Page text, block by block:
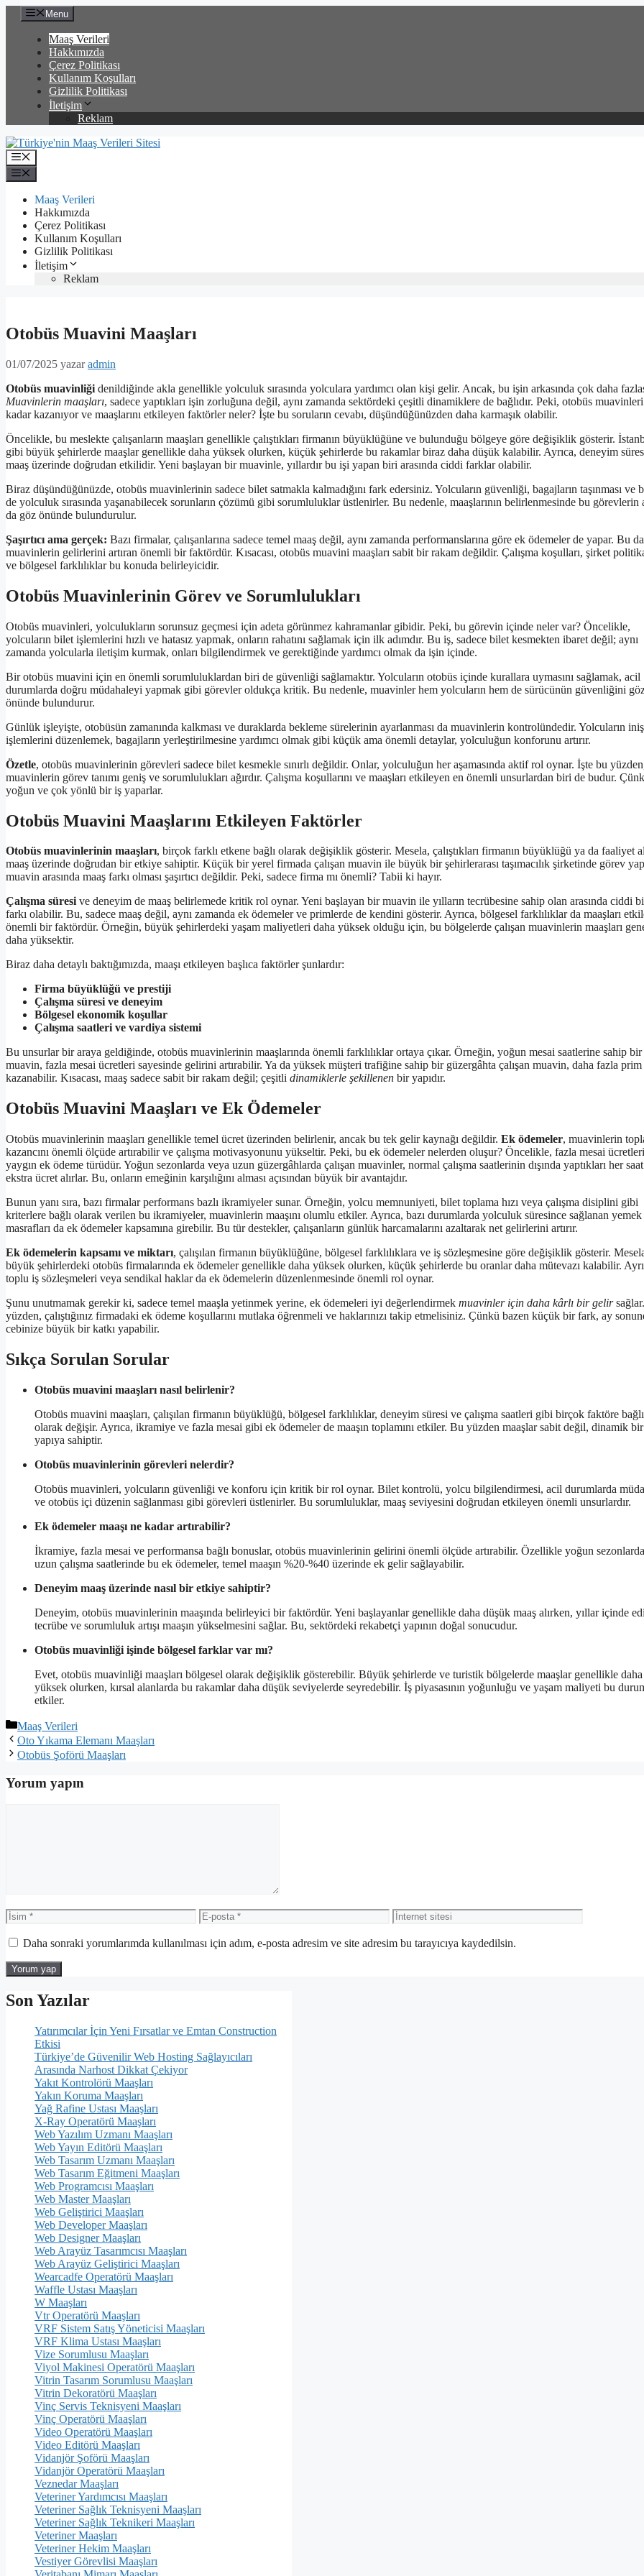
İçeriğe
atla
Menu
Maaş Verileri
Hakkımızda
Çerez Politikası
Kullanım Koşulları
Gizlilik Politikası
İletişim
Reklam
Menü
Maaş Verileri
Hakkımızda
Çerez Politikası
Kullanım Koşulları
Gizlilik Politikası
İletişim
Reklam
Otobüs Muavini Maaşları
01/07/2025 yazaradmin
Otobüs muavinliği denildiğinde akla genellikle yolculuk sırasında yolculara yardımcı olan kişi gelir. Ancak, bu işin arkasında çok daha
Muavinlerin maaşları, sadece yaptıkları işin zorluğuna değil, aynı zamanda sektördeki çeşitli dinamiklere de bağlıdır. Peki, otobüs
kadar kazanıyor ve maaşlarını etkileyen faktörler neler? İşte bu soruların cevabı, düşündüğünüzden daha karmaşık olabilir.
Öncelikle, bu meslekte çalışanların maaşları genellikle çalıştıkları firmanın büyüklüğüne ve bulunduğu bölgeye göre değişiklik gösterir.
gibi büyük şehirlerde maaşlar genellikle daha yüksek olurken, küçük şehirlerde bu rakamlar biraz daha düşük kalabilir. Ayrıca, deneyim
maaş üzerinde doğrudan etkilidir. Yeni başlayan bir muavinle, yıllardır bu işi yapan biri arasında ciddi farklar olabilir.
Biraz düşündüğünüzde, otobüs muavinlerinin sadece bilet satmakla kalmadığını fark edersiniz. Yolcuların güvenliği, bagajların taşınması ve
de yolculuk sırasında yaşanabilecek sorunların çözümü gibi sorumluluklar üstlenirler. Bu nedenle, maaşlarının belirlenmesinde bu görevlerin
da göz önünde bulundurulur.
Şaşırtıcı ama gerçek: Bazı firmalar, çalışanlarına sadece temel maaş değil, aynı zamanda performanslarına göre ek ödemeler de yapar. Bu da
muavinlerin gelirlerini artıran önemli bir faktördür. Kısacası, otobüs muavini maaşları sabit bir rakam değildir. Çalışma koşulları, şirket
ve bölgesel farklılıklar bu konuda belirleyicidir.
Otobüs Muavinlerinin Görev ve Sorumlulukları
Otobüs muavinleri, yolculukların sorunsuz geçmesi için adeta görünmez kahramanlar gibidir. Peki, bu görevin içinde neler var? Öncelikle,
yolcuların bilet işlemlerini hızlı ve hatasız yapmak, onların rahatını sağlamak için ilk adımdır. Bu iş, sadece bilet kesmekten ibaret değil; aynı
zamanda yolcularla iletişim kurmak, onları bilgilendirmek ve gerektiğinde yardımcı olmak da işin içinde.
Bir otobüs muavini için en önemli sorumluluklardan biri de güvenliği sağlamaktır. Yolcuların otobüs içinde kurallara uymasını sağlamak, acil
durumlarda doğru müdahaleyi yapmak gibi görevler oldukça kritik. Bu nedenle, muavinler hem yolcuların hem de sürücünün güvenliğini
önünde bulundurur.
Günlük işleyişte, otobüsün zamanında kalkması ve duraklarda bekleme sürelerinin ayarlanması da muavinlerin kontrolündedir. Yolcuların
işlemlerini düzenlemek, bagajların yerleştirilmesine yardımcı olmak gibi küçük ama önemli detaylar, yolculuğun konforunu artırır.
Özetle, otobüs muavinlerinin görevleri sadece bilet kesmekle sınırlı değildir. Onlar, yolculuğun her aşamasında aktif rol oynar. İşte bu
muavinlerin görev tanımı geniş ve sorumlulukları ağırdır. Çalışma koşullarını ve maaşları etkileyen en önemli unsurlardan biri de budur.
yoğun ve çok yönlü bir iş yaparlar.
Otobüs Muavini Maaşlarını Etkileyen Faktörler
Otobüs muavinlerinin maaşları, birçok farklı etkene bağlı olarak değişiklik gösterir. Mesela, çalıştıkları firmanın büyüklüğü ya da faaliyet
maaş üzerinde doğrudan bir etkiye sahiptir. Küçük bir yerel firmada çalışan muavin ile büyük bir şehirlerarası taşımacılık şirketinde görev
muavin arasında maaş farkı olması şaşırtıcı değildir. Peki, sadece firma mı önemli? Tabii ki hayır.
Çalışma süresive deneyim de maaş belirlemede kritik rol oynar. Yeni başlayan bir muavin ile yılların tecrübesine sahip olan arasında ciddi
farkı olabilir. Bu, sadece maaş değil, aynı zamanda ek ödemeler ve primlerde de kendini gösterir. Ayrıca, bölgesel farklılıklar da maaşları
önemli bir faktördür. Örneğin, büyük şehirlerdeki yaşam maliyetleri daha yüksek olduğu için, bu bölgelerde çalışan muavinlerin maaşları
daha yüksektir.
Biraz daha detaylı baktığımızda, maaşı etkileyen başlıca faktörler şunlardır:
Firma büyüklüğü ve prestiji
Çalışma süresi ve deneyim
Bölgesel ekonomik koşullar
Çalışma saatleri ve vardiya sistemi
Bu unsurlar bir araya geldiğinde, otobüs muavinlerinin maaşlarında önemli farklılıklar ortaya çıkar. Örneğin, yoğun mesai saatlerine sahip bir
muavin, fazla mesai ücretleri sayesinde gelirini artırabilir. Ya da yüksek müşteri trafiğine sahip bir güzergâhta çalışan muavin, daha fazla prim
kazanabilir. Kısacası, maaş sadece sabit bir rakam değil; çeşitli dinamiklerle şekillenen bir yapıdır.
Otobüs Muavini Maaşları ve Ek Ödemeler
Otobüs muavinlerinin maaşları genellikle temel ücret üzerinden belirlenir, ancak bu tek gelir kaynağı değildir. Ek ödemeler, muavinlerin
kazancını önemli ölçüde artırabilir ve çalışma motivasyonunu yükseltir. Peki, bu ek ödemeler nelerden oluşur? Öncelikle, fazla mesai
yaygın ek ödeme türüdür. Yoğun sezonlarda veya uzun güzergâhlarda çalışan muavinler, normal çalışma saatlerinin dışında yaptıkları her
ekstra ücret alırlar. Bu, onların emeğinin karşılığını alması açısından büyük bir avantajdır.
Bunun yanı sıra, bazı firmalar performans bazlı ikramiyeler sunar. Örneğin, yolcu memnuniyeti, bilet toplama hızı veya çalışma disiplini gibi
kriterlere bağlı olarak verilen bu ikramiyeler, muavinlerin maaşını olumlu etkiler. Ayrıca, bazı durumlarda yolculuk süresince sağlanan
masrafları da ek ödemeler kapsamına girebilir. Bu tür destekler, çalışanların günlük harcamalarını azaltarak net gelirlerini artırır.
Ek ödemelerin kapsamı ve miktarı, çalışılan firmanın büyüklüğüne, bölgesel farklılıklara ve iş sözleşmesine göre değişiklik gösterir.
büyük şehirlerdeki otobüs firmalarında ek ödemeler genellikle daha yüksek olurken, küçük şehirlerde bu oranlar daha mütevazı kalabilir.
toplu iş sözleşmeleri veya sendikal haklar da ek ödemelerin düzenlenmesinde önemli rol oynar.
Şunu unutmamak gerekir ki, sadece temel maaşla yetinmek yerine, ek ödemeleri iyi değerlendirmek muavinler için daha kârlı bir gelir
yüzden, çalıştığınız firmadaki ek ödeme koşullarını mutlaka öğrenmeli ve haklarınızı takip etmelisiniz. Çünkü bazen küçük bir fark, ay
cebinize büyük bir katkı yapabilir.
Sıkça Sorulan Sorular
Otobüs muavini maaşları nasıl belirlenir?
Otobüs muavini maaşları, çalışılan firmanın büyüklüğü, bölgesel farklılıklar, deneyim süresi ve çalışma saatleri gibi birçok faktöre bağlı
olarak değişir. Ayrıca, ikramiye ve fazla mesai gibi ek ödemeler de maaşın toplamını etkiler. Bu yüzden maaşlar sabit değil, dinamik bir
yapıya sahiptir.
Otobüs muavinlerinin görevleri nelerdir?
Otobüs muavinleri, yolcuların güvenliği ve konforu için kritik bir rol oynar. Bilet kontrolü, yolcu bilgilendirmesi, acil durumlarda
ve otobüs içi düzenin sağlanması gibi görevleri üstlenirler. Bu sorumluluklar, maaş seviyesini doğrudan etkileyen önemli unsurlardır.
Ek ödemeler maaşı ne kadar artırabilir?
İkramiye, fazla mesai ve performansa bağlı bonuslar, otobüs muavinlerinin gelirini önemli ölçüde artırabilir. Özellikle yoğun
uzun çalışma saatlerinde bu ek ödemeler, temel maaşın %20-%40 üzerinde ek gelir sağlayabilir.
Deneyim maaş üzerinde nasıl bir etkiye sahiptir?
Deneyim, otobüs muavinlerinin maaşında belirleyici bir faktördür. Yeni başlayanlar genellikle daha düşük maaş alırken, yıllar içinde
tecrübe ve sorumluluk artışı maaşın yükselmesini sağlar. Bu, sektördeki rekabetçi yapının doğal sonucudur.
Otobüs muavinliği işinde bölgesel farklar var mı?
Evet, otobüs muavinliği maaşları bölgesel olarak değişiklik gösterebilir. Büyük şehirlerde ve turistik bölgelerde maaşlar genellikle daha
yüksek olurken, kırsal alanlarda bu rakamlar daha düşük seviyelerde seyredebilir. İş piyasasının yoğunluğu ve yaşam maliyeti bu
etkiler.
Kategoriler
Maaş Verileri
Oto Yıkama Elemanı Maaşları
Otobüs Şoförü Maaşları
Yorum yapın
İsim
E-
posta
İnternet
sitesi
Daha sonraki yorumlarımda kullanılması için adım, e-posta adresim ve site adresim bu tarayıcıya kaydedilsin.
Son Yazılar
Yatırımcılar İçin Yeni Fırsatlar ve Emtan Construction
Etkisi
Türkiye’de Güvenilir Web Hosting Sağlayıcıları
Arasında Narhost Dikkat Çekiyor
Yakıt Kontrolörü Maaşları
Yakın Koruma Maaşları
Yağ Rafine Ustası Maaşları
X-Ray Operatörü Maaşları
Web Yazılım Uzmanı Maaşları
Web Yayın Editörü Maaşları
Web Tasarım Uzmanı Maaşları
Web Tasarım Eğitmeni Maaşları
Web Programcısı Maaşları
Web Master Maaşları
Web Geliştirici Maaşları
Web Developer Maaşları
Web Designer Maaşları
Web Arayüz Tasarımcısı Maaşları
Web Arayüz Geliştirici Maaşları
Wearcadfe Operatörü Maaşları
Waffle Ustası Maaşları
W Maaşları
Vtr Operatörü Maaşları
VRF Sistem Satış Yöneticisi Maaşları
VRF Klima Ustası Maaşları
Vize Sorumlusu Maaşları
Viyol Makinesi Operatörü Maaşları
Vitrin Tasarım Sorumlusu Maaşları
Vitrin Dekoratörü Maaşları
Vinç Servis Teknisyeni Maaşları
Vinç Operatörü Maaşları
Video Operatörü Maaşları
Video Editörü Maaşları
Vidanjör Şoförü Maaşları
Vidanjör Operatörü Maaşları
Veznedar Maaşları
Veteriner Yardımcısı Maaşları
Veteriner Sağlık Teknisyeni Maaşları
Veteriner Sağlık Teknikeri Maaşları
Veteriner Maaşları
Veteriner Hekim Maaşları
Vestiyer Görevlisi Maaşları